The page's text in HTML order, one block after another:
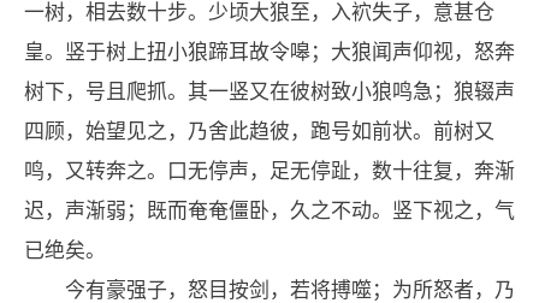
一树，相去数十步。少顷大狼至，入袕失子，意甚仓
皇。竖于树上扭小狼蹄耳故令嗥；大狼闻声仰视，怒奔
树下，号且爬抓。其一竖又在彼树致小狼鸣急；狼辍声
四顾，始望见之，乃舍此趋彼，跑号如前状。前树又
鸣，又转奔之。口无停声，足无停趾，数十往复，奔渐
迟，声渐弱；既而奄奄僵卧，久之不动。竖下视之，气
已绝矣。
今有豪强子，怒目按剑，若将搏噬；为所怒者，乃